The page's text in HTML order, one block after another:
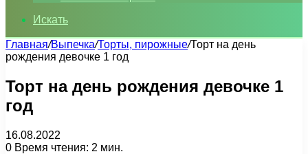
Искать
Главная/Выпечка/Торты, пирожные/Торт на день
рождения девочке 1 год
Торт на день рождения девочке 1
год
16.08.2022
0 Время чтения: 2 мин.